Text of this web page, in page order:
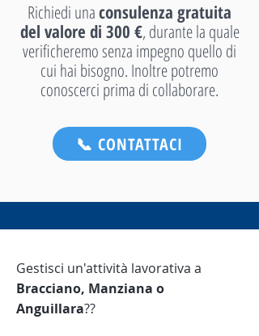
Richiedi unaconsulenza gratuita
del valore di 300 €, durante la quale
verificheremo senza impegno quello di
cui hai bisogno. Inoltre potremo
conoscerci prima di collaborare.
📞 CONTATTACI
Gestisci un'attività lavorativa a
Bracciano, Manziana o
Anguillara??